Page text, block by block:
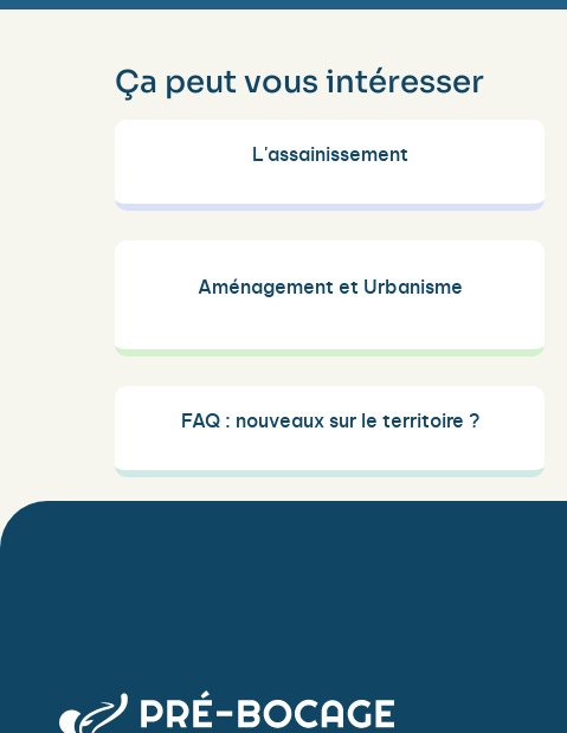
Ça peut vous intéresser
L'assainissement
Aménagement et Urbanisme
FAQ : nouveaux sur le territoire ?